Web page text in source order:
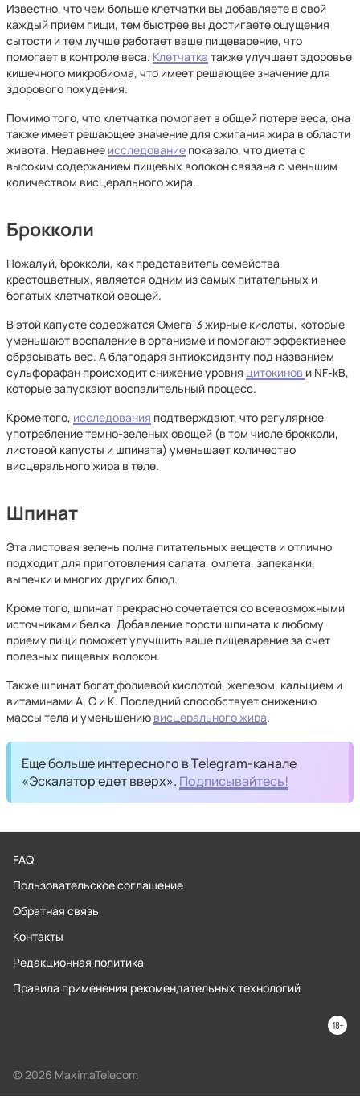
Известно, что чем больше клетчатки вы добавляете в свой
каждый прием пищи, тем быстрее вы достигаете ощущения
сытости и тем лучше работает ваше пищеварение, что
помогает в контроле веса. Клетчатка также улучшает здоровье
кишечного микробиома, что имеет решающее значение для
здорового похудения.
Помимо того, что клетчатка помогает в общей потере веса, она
также имеет решающее значение для сжигания жира в области
живота. Недавнее исследование показало, что диета с
высоким содержанием пищевых волокон связана с меньшим
количеством висцерального жира.
Брокколи
Пожалуй, брокколи, как представитель семейства
крестоцветных, является одним из самых питательных и
богатых клетчаткой овощей.
В этой капусте содержатся Омега-3 жирные кислоты, которые
уменьшают воспаление в организме и помогают эффективнее
сбрасывать вес. А благодаря антиоксиданту под названием
сульфорафан происходит снижение уровня цитокинов и NF-kB,
которые запускают воспалительный процесс.
Кроме того, исследования подтверждают, что регулярное
употребление темно-зеленых овощей (в том числе брокколи,
листовой капусты и шпината) уменьшает количество
висцерального жира в теле.
Шпинат
Эта листовая зелень полна питательных веществ и отлично
подходит для приготовления салата, омлета, запеканки,
выпечки и многих других блюд.
Кроме того, шпинат прекрасно сочетается со всевозможными
источниками белка. Добавление горсти шпината к любому
приему пищи поможет улучшить ваше пищеварение за счет
полезных пищевых волокон.
Также шпинат богатфолиевой кислотой, железом, кальцием и
витаминами А, С и К. Последний способствует снижению
массы тела и уменьшению висцерального жира.
Еще больше интересного в Telegram-канале
«Эскалатор едет вверх». Подписывайтесь!
FAQ
Пользовательское соглашение
Обратная связь
Контакты
Редакционная политика
Правила применения рекомендательных технологий
© 2026 MaximaTelecom